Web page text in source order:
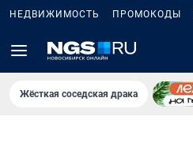
НЕДВИЖИМОСТЬ ПРОМОКОДЫ
Жёсткая соседская драка